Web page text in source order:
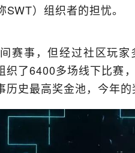
）组织者的担忧。
赛事，但经过社区玩
织了6400多场线下比赛
历史最高奖金池，今年